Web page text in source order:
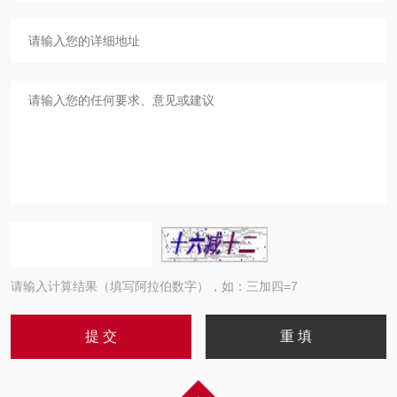
请输入计算结果（填写阿拉伯数字），如：三加四=7